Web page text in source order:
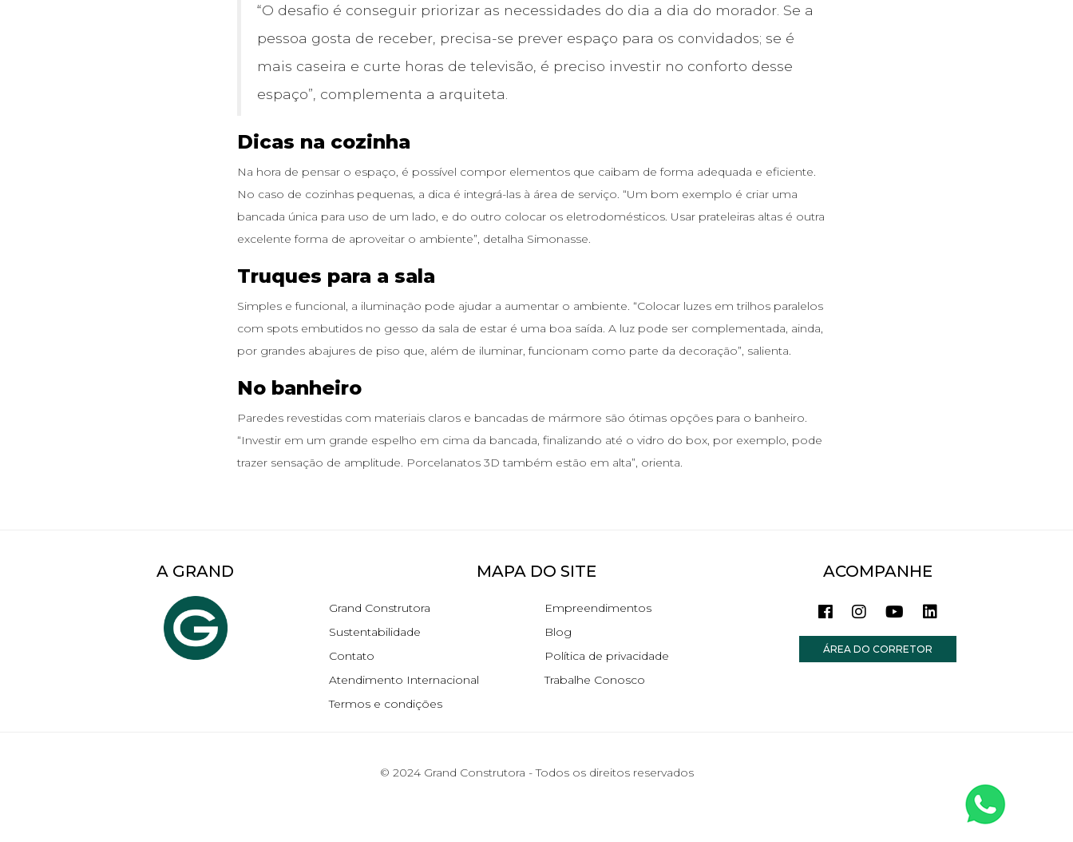
“O desafio é conseguir priorizar as necessidades do dia a dia do morador. Se a
pessoa gosta de receber, precisa-se prever espaço para os convidados; se é
mais caseira e curte horas de televisão, é preciso investir no conforto desse
espaço”, complementa a arquiteta.
Dicas na cozinha
Na hora de pensar o espaço, é possível compor elementos que caibam de forma adequada e eficiente.
No caso de cozinhas pequenas, a dica é integrá-las à área de serviço. “Um bom exemplo é criar uma
bancada única para uso de um lado, e do outro colocar os eletrodomésticos. Usar prateleiras altas é outra
excelente forma de aproveitar o ambiente”, detalha Simonasse.
Truques para a sala
Simples e funcional, a iluminação pode ajudar a aumentar o ambiente. “Colocar luzes em trilhos paralelos
com spots embutidos no gesso da sala de estar é uma boa saída. A luz pode ser complementada, ainda,
por grandes abajures de piso que, além de iluminar, funcionam como parte da decoração”, salienta.
No banheiro
Paredes revestidas com materiais claros e bancadas de mármore são ótimas opções para o banheiro.
“Investir em um grande espelho em cima da bancada, finalizando até o vidro do box, por exemplo, pode
trazer sensação de amplitude. Porcelanatos 3D também estão em alta”, orienta.
A GRAND MAPA DO SITE
Grand Construtora
Empreendimentos
Sustentabilidade
Blog
Contato
Política de privacidade
Atendimento Internacional
Trabalhe Conosco
Termos e condições
ACOMPANHE
ÁREA DO CORRETOR
© 2024 Grand Construtora - Todos os direitos reservados